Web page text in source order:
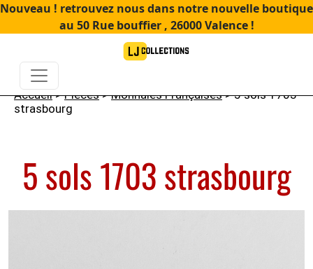
Nouveau ! retrouvez nous dans notre nouvelle boutique
au 50 Rue bouffier , 26000 Valence !
Accueil>Pièces>Monnaies Françaises> 5 sols 1703
strasbourg
5 sols 1703 strasbourg